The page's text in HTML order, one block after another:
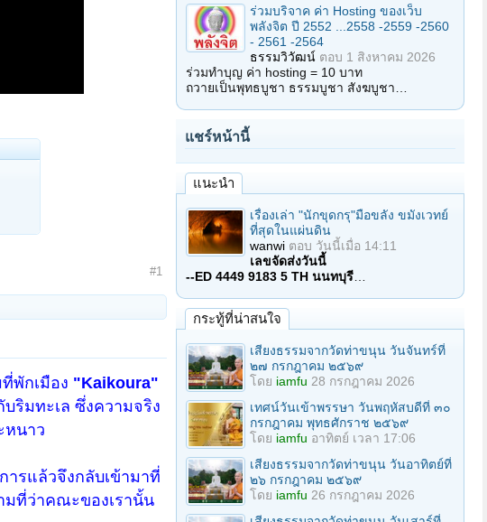
#1
พักเมือง "Kaikoura"
ริมทะเล ซึ่งความจริง
หนาว
รแล้วจึงกลับเข้ามาที่
มที่ว่าคณะของเรานั้น
ร่วมบริจาค ค่า Hosting ของเว็บ
พลังจิต ปี 2552 ...2558 -2559 -2560
- 2561 -2564
ธรรมวิวัฒน์ ตอบ 1 สิงหาคม 2026
ร่วมทำบุญ ค่า hosting = 10 บาท
ถวายเป็นพุทธบูชา ธรรมบูชา สังฆบูชา…
แชร์หน้านี้
แนะนำ
เรื่องเล่า "นักขุดกรุ"มือขลัง ขมังเวทย์
ที่สุดในแผ่นดิน
wanwi ตอบ วันนี้เมื่อ 14:11
เลขจัดส่งวันนี้
--ED 4449 9183 5 TH นนทบุรี
กระทู้ที่น่าสนใจ
เสียงธรรมจากวัดท่าขนุน วันจันทร์ที่
๒๗ กรกฎาคม ๒๕๖๙
โดย iamfu 28 กรกฎาคม 2026
เทศน์วันเข้าพรรษา วันพฤหัสบดีที่ ๓๐
กรกฎาคม พุทธศักราช ๒๕๖๙
โดย iamfu อาทิตย์ เวลา 17:06
เสียงธรรมจากวัดท่าขนุน วันอาทิตย์ที่
๒๖ กรกฎาคม ๒๕๖๙
โดย iamfu 26 กรกฎาคม 2026